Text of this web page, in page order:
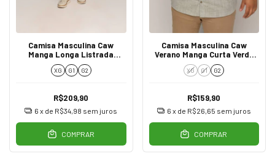
Camisa Masculina Caw
Manga Longa Listrada
12444
XG G1 G2
R$209,90
6 x de R$34,98 sem juros
COMPRAR
Camisa Masculina Caw
Verano Manga Curta Verde
12419
XG G1 G2
R$159,90
6 x de R$26,65 sem juros
COMPRAR